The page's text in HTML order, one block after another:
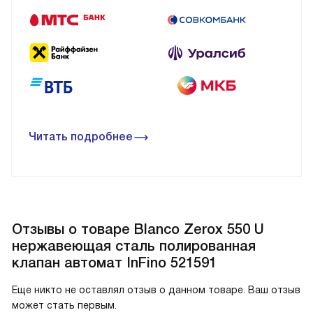
Читать подробнее
Отзывы о товаре Blanco Zerox 550 U
нержавеющая сталь полированная
клапан автомат InFino 521591
Еще никто не оставлял отзыв о данном товаре. Ваш отзыв
может стать первым.